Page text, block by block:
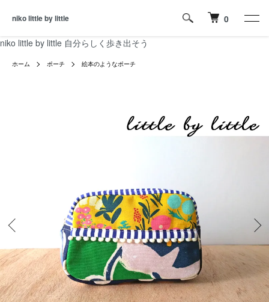
niko little by little 自分らしく歩き出そう
niko little by little 0
ホーム ポーチ 絵本のようなポーチ